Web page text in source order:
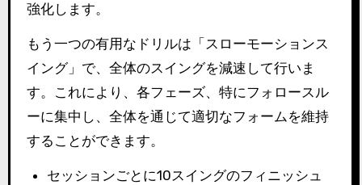
強化します。
もう一つの有用なドリルは「スローモーションス
イング」で、全体のスイングを減速して行いま
す。これにより、各フェーズ、特にフォロースル
ーに集中し、全体を通じて適切なフォームを維持
することができます。
セッションごとに10スイングのフィニッシュ